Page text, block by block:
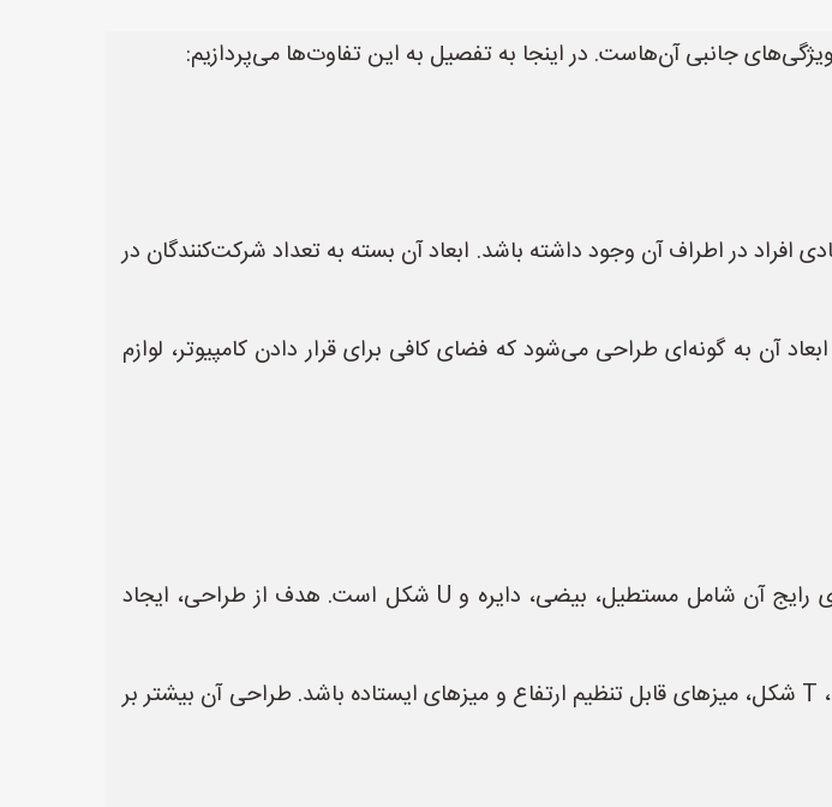
جانبی آن‌هاست. در اینجا به تفصیل به این تفاوت‌ها می‌پردازیم:
در اطراف آن وجود داشته باشد. ابعاد آن بسته به تعداد شرکت‌کنندگان در
آن به گونه‌ای طراحی می‌شود که فضای کافی برای قرار دادن کامپیوتر، لوازم
* **میز کنفرانس:** معمولاً دارای طراحی رسمی‌تر و متقارن است. شکل‌های رایج آن شامل مستطیل، بیضی، دایره و U شکل است. هدف از طراحی، ایجاد
* **میز کارمندی:** طراحی متنوع‌تری دارد و می‌تواند شامل میزهای L شکل، T شکل، میزهای قابل تنظیم ارتفاع و میزهای ایستاده باشد. طراحی آن بیشتر بر